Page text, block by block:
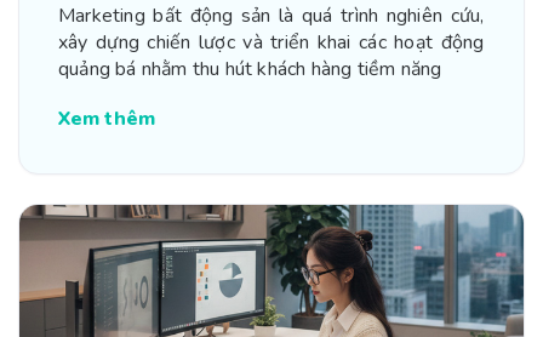
Marketing bất động sản là quá trình nghiên cứu,
xây dựng chiến lược và triển khai các hoạt động
quảng bá nhằm thu hút khách hàng tiềm năng
Xem thêm